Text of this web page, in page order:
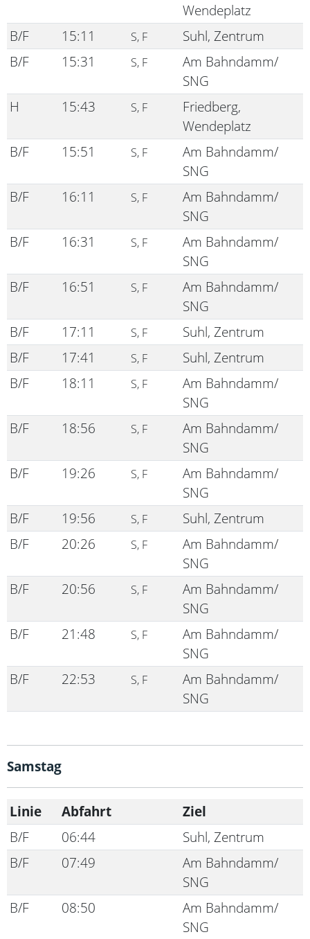
Wendeplatz
B/F
15:11 S, F
Suhl, Zentrum
B/F
15:31 S, F
Am Bahndamm/
SNG
H
15:43 S, F
Friedberg,
Wendeplatz
B/F
15:51 S, F
Am Bahndamm/
SNG
B/F
16:11 S, F
Am Bahndamm/
SNG
B/F
16:31 S, F
Am Bahndamm/
SNG
B/F
16:51 S, F
Am Bahndamm/
SNG
B/F
17:11 S, F
Suhl, Zentrum
B/F
17:41 S, F
Suhl, Zentrum
B/F
18:11 S, F
Am Bahndamm/
SNG
B/F
18:56 S, F
Am Bahndamm/
SNG
B/F
19:26 S, F
Am Bahndamm/
SNG
B/F
19:56 S, F
Suhl, Zentrum
B/F
20:26 S, F
Am Bahndamm/
SNG
B/F
20:56 S, F
Am Bahndamm/
SNG
B/F
21:48 S, F
Am Bahndamm/
SNG
B/F
22:53 S, F
Am Bahndamm/
SNG
Samstag
Linie Abfahrt
Ziel
B/F
06:44
Suhl, Zentrum
B/F
07:49
Am Bahndamm/
SNG
B/F
08:50
Am Bahndamm/
SNG